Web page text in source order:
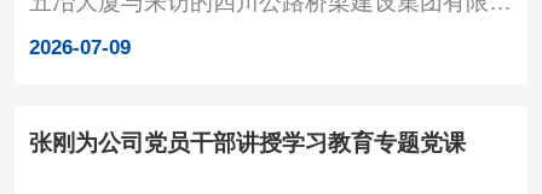
司党委书记、董事长刘小波，党委副书记、副董
化合作进行深入交流。四川路桥集团财务总监张
2026-07-09
张刚为公司党员干部讲授学习教育专题党课